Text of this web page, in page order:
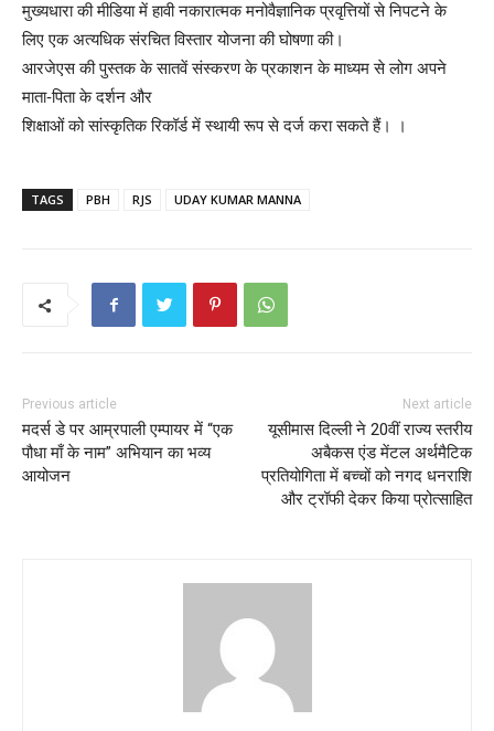
मुख्यधारा की मीडिया में हावी नकारात्मक मनोवैज्ञानिक प्रवृत्तियों से निपटने के
लिए एक अत्यधिक संरचित विस्तार योजना की घोषणा की।
आरजेएस की पुस्तक के सातवें संस्करण के प्रकाशन के माध्यम से लोग अपने
माता-पिता के दर्शन और
शिक्षाओं को सांस्कृतिक रिकॉर्ड में स्थायी रूप से दर्ज करा सकते हैं। ।
TAGS PBH RJS UDAY KUMAR MANNA
Previous article
मदर्स डे पर आम्रपाली एम्पायर में “एक
पौधा माँ के नाम” अभियान का भव्य
आयोजन
Next article
यूसीमास दिल्ली ने 20वीं राज्य स्तरीय
अबैकस एंड मेंटल अर्थमैटिक
प्रतियोगिता में बच्चों को नगद धनराशि
और ट्रॉफी देकर किया प्रोत्साहित